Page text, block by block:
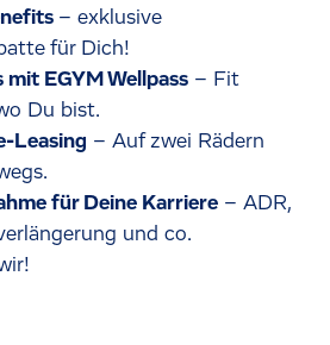
– exklusive
für Dich!
EGYM Wellpass – Fit
Du bist.
Leasing – Auf zwei Rädern
für Deine Karriere – ADR,
und co.